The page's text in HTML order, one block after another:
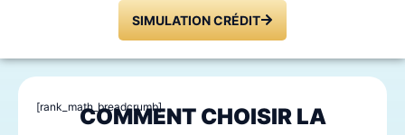
SIMULATION CRÉDIT
[rank_math_breadcrumb]
COMMENT CHOISIR LA